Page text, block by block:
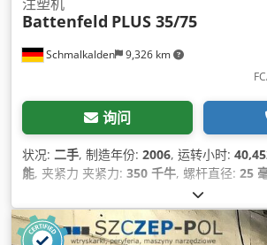
Schmalkalden 9,326 km
Battenfeld PLUS 35/75
询问
状况: 二手, 制造年份: 2006, 运转小时:
能, 夹紧力 夹紧力: 350 千牛, 螺杆直径: 25